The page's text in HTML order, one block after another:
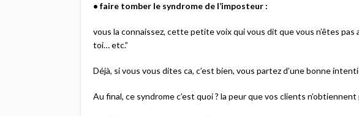
• faire tomber le syndrome de l’imposteur :
vous la connaissez, cette petite voix qui vous dit que vous n’êtes
toi… etc.”
Déjà, si vous vous dites ca, c’est bien, vous partez d’une bonne
Au final, ce syndrome c’est quoi ? la peur que vos clients